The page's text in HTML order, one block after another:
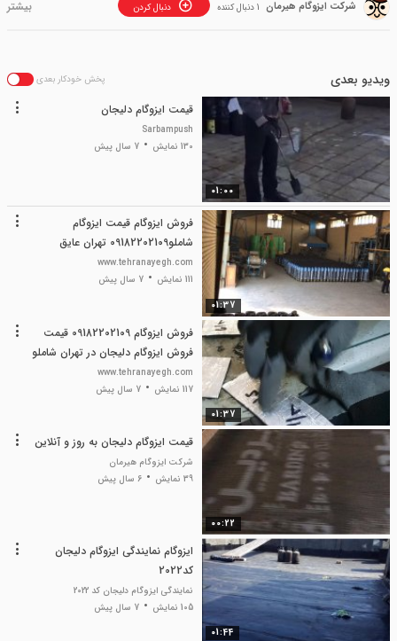
شرکت ایزوگام هیرمان دنبال کردن 1 دنبال کننده
ویدیو بعدی پخش خودکار بعدی
01:00
قیمت ایزوگام دلیجان
Sarbampush
130 نمایش
7 سال پیش
01:37
فروش ایزوگام قیمت ایزوگام
شاملو09182202109 تهران عایق
www.tehranayegh.com
111 نمایش
7 سال پیش
01:37
فروش ایزوگام 09182202109 قیمت
فروش ایزوگام دلیجان در تهران شاملو
www.tehranayegh.com
117 نمایش
7 سال پیش
00:22
قیمت ایزوگام دلیجان به روز و آنلاین
شرکت ایزوگام هیرمان
39 نمایش
6 سال پیش
01:44
ایزوگام نمایندگی ایزوگام دلیجان
کد2022
نمایندگی ایزوگام دلیجان کد 2022
105 نمایش
7 سال پیش